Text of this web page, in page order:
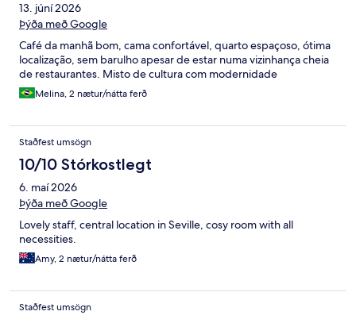
13. júní 2026
Þýða með Google
Café da manhã bom, cama confortável, quarto espaçoso, ótima
localização, sem barulho apesar de estar numa vizinhança cheia
de restaurantes. Misto de cultura com modernidade
Melina, 2 nætur/nátta ferð
Staðfest umsögn
10/10 Stórkostlegt
6. maí 2026
Þýða með Google
Lovely staff, central location in Seville, cosy room with all
necessities.
Amy, 2 nætur/nátta ferð
Staðfest umsögn